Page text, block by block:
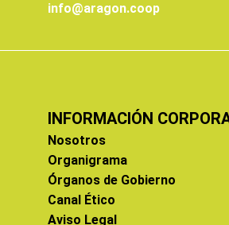
info@aragon.coop
INFORMACIÓN
Nosotros
Organigrama
Órganos de Gobierno
Canal Ético
Aviso Legal